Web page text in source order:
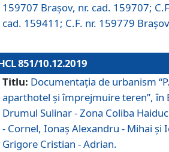
159707 Brașov, nr. cad. 159707;
cad. 159411; C.F. nr. 159779
851/10.12.2019
Titlu: Documentaţia de urbanism
aparthotel şi împrejmuire teren”, în
Drumul Sulinar - Zona Coliba
- Cornel, Ionaş Alexandru - Mihai şi
Grigore Cristian - Adrian.